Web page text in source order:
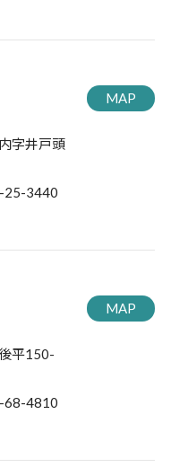
字井戸頭
25-3440
MAP
平150-
68-4810
MAP